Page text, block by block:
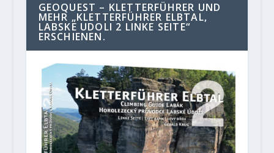
GEOQUEST – KLETTERFÜHRER UND
MEHR „KLETTERFÜHRER ELBTAL,
LABSKE UDOLI 2 LINKE SEITE“
ERSCHIENEN.